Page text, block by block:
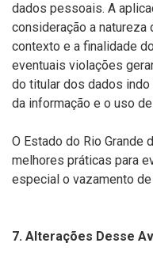
dados pessoais. A
consideração a
contexto e a finalidade
eventuais violações
do titular dos dados
da informação e o uso
O Estado do Rio Grande
melhores práticas para
especial o vazamento
7. Alterações Desse